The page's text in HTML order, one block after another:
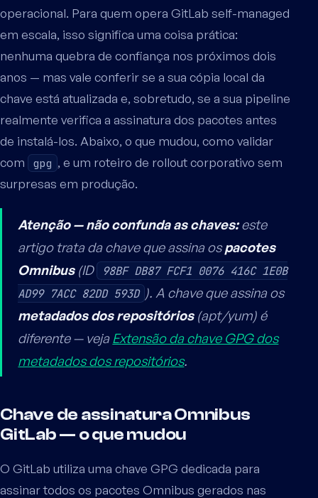
operacional. Para quem opera GitLab self-managed
em escala, isso significa uma coisa prática:
nenhuma quebra de confiança nos próximos dois
anos — mas vale conferir se a sua cópia local da
chave está atualizada e, sobretudo, se a sua pipeline
realmente verifica a assinatura dos pacotes antes
de instalá-los. Abaixo, o que mudou, como validar
com
gpg , e um roteiro de rollout corporativo sem
surpresas em produção.
Atenção — não confunda as chaves:este
artigo trata da chave que assina ospacotes
Omnibus(ID 98BF DB87 FCF1 0076 416C 1E0B
AD99 7ACC 82DD 593D ). A chave que assina os
metadados dos repositórios(apt/yum) é
diferente — veja Extensão da chave GPG dos
metadados dos repositórios.
Chave de assinatura Omnibus
GitLab — o que mudou
O GitLab utiliza uma chave GPG dedicada para
assinar todos os pacotes Omnibus gerados nas